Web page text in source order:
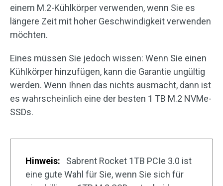
einem M.2-Kühlkörper verwenden, wenn Sie es
längere Zeit mit hoher Geschwindigkeit verwenden
möchten.
Eines müssen Sie jedoch wissen: Wenn Sie einen
Kühlkörper hinzufügen, kann die Garantie ungültig
werden. Wenn Ihnen das nichts ausmacht, dann ist
es wahrscheinlich eine der besten 1 TB M.2 NVMe-
SSDs.
Hinweis:
Sabrent Rocket 1TB PCIe 3.0 ist
eine gute Wahl für Sie, wenn Sie sich für